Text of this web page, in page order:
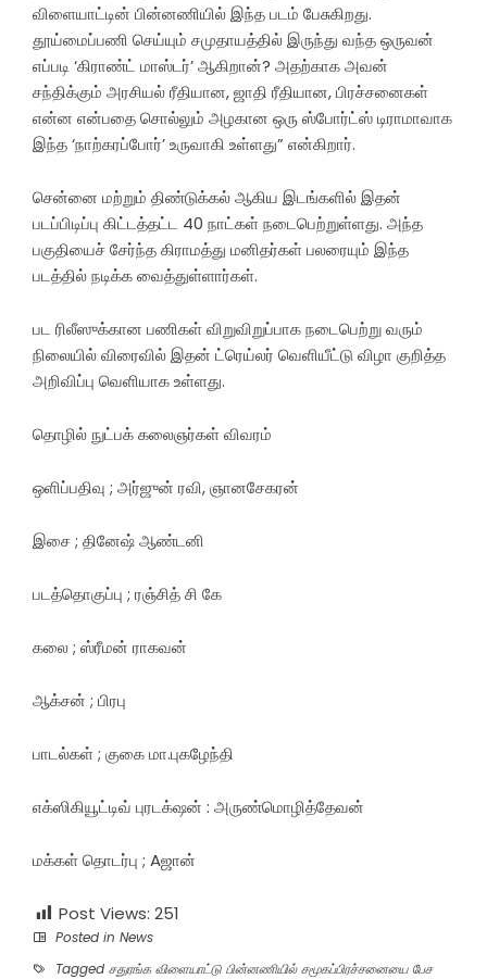
விளையாட்டின் பின்னணியில் இந்த படம் பேசுகிறது.
தூய்மைப்பணி செய்யும் சமுதாயத்தில் இருந்து வந்த ஒருவன்
எப்படி ‘கிராண்ட் மாஸ்டர்’ ஆகிறான்? அதற்காக அவன்
சந்திக்கும் அரசியல் ரீதியான, ஜாதி ரீதியான, பிரச்சனைகள்
என்ன என்பதை சொல்லும் அழகான ஒரு ஸ்போர்ட்ஸ் டிராமாவாக
இந்த ‘நாற்கரப்போர்’ உருவாகி உள்ளது” என்கிறார்.
சென்னை மற்றும் திண்டுக்கல் ஆகிய இடங்களில் இதன்
படப்பிடிப்பு கிட்டத்தட்ட 40 நாட்கள் நடைபெற்றுள்ளது. அந்த
பகுதியைச் சேர்ந்த கிராமத்து மனிதர்கள் பலரையும் இந்த
படத்தில் நடிக்க வைத்துள்ளார்கள்.
பட ரிலீஸுக்கான பணிகள் விறுவிறுப்பாக நடைபெற்று வரும்
நிலையில் விரைவில் இதன் ட்ரெய்லர் வெளியீட்டு விழா குறித்த
அறிவிப்பு வெளியாக உள்ளது.
தொழில் நுட்பக் கலைஞர்கள் விவரம்
ஒளிப்பதிவு ; அர்ஜுன் ரவி, ஞானசேகரன்
இசை ; தினேஷ் ஆண்டனி
படத்தொகுப்பு ; ரஞ்சித் சி கே
கலை ; ஸ்ரீமன் ராகவன்
ஆக்சன் ; பிரபு
பாடல்கள் ; குகை மா.புகழேந்தி
எக்ஸிகியூட்டிவ் புரடக்‌ஷன் : அருண்மொழித்தேவன்
மக்கள் தொடர்பு ; Aஜான்
Post Views: 251
Posted in News
Tagged சதுரங்க விளையாட்டு பின்னணியில் சமூகப்பிரச்சனையை பேச